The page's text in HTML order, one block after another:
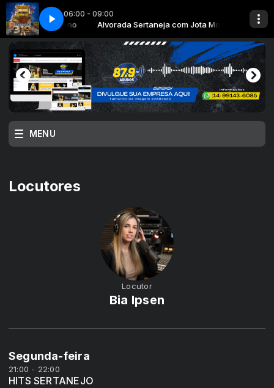
06:00 - 09:00
com Jota Moreno Alvorada Sertaneja com Jota Moreno
ALVORADA 2026
MENU
Locutores
Locutor
Bia Ipsen
Segunda-feira
21:00 - 22:00
HITS SERTANEJO